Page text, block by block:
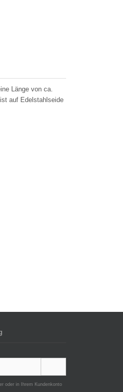
Länge von ca.
auf Edelstahlseide
oder in Ihrem Kundenkonto